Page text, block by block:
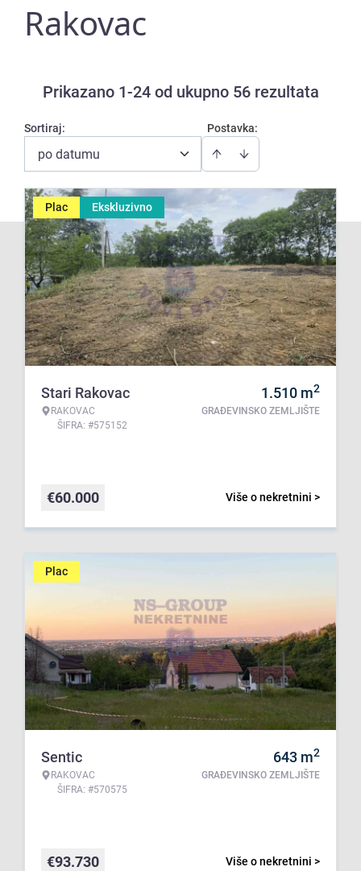
Rakovac
Prikazano 1-24 od ukupno 56 rezultata
Postavka:
Sortiraj:
po datumu
Plac Ekskluzivno
Stari Rakovac
RAKOVAC
ŠIFRA: #575152
1.510 m2
GRAĐEVINSKO ZEMLJIŠTE
Više o nekretnini >
€60.000
Plac
Sentic
RAKOVAC
ŠIFRA: #570575
643 m2
GRAĐEVINSKO ZEMLJIŠTE
Više o nekretnini >
€93.730